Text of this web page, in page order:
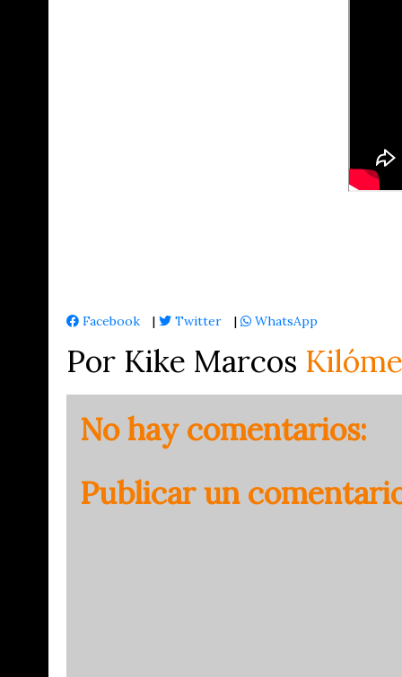
Facebook | Twitter | WhatsApp
Por Kike Marcos
No hay comentarios:
Publicar un